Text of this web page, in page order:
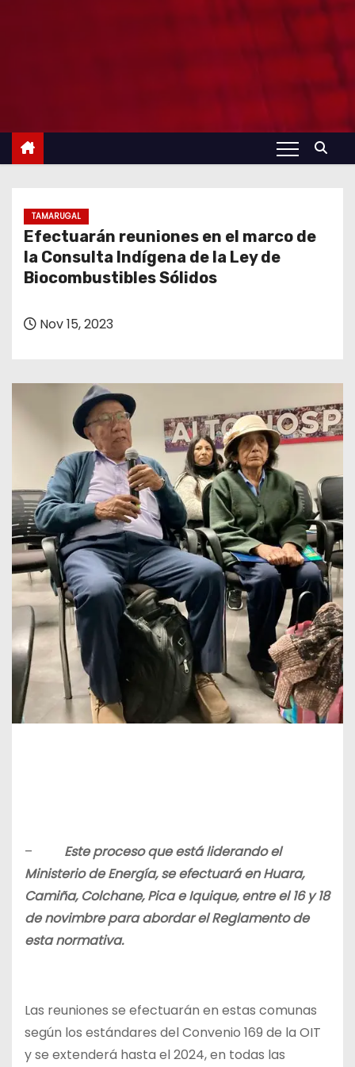
TAMARUGAL
Efectuarán reuniones en el marco de
la Consulta Indígena de la Ley de
Biocombustibles Sólidos
Nov 15, 2023
– Este proceso que está liderando el
Ministerio de Energía, se efectuará en Huara,
Camiña, Colchane, Pica e Iquique, entre el 16 y 18
de novimbre para abordar el Reglamento de
esta normativa.
Las reuniones se efectuarán en estas comunas
según los estándares del Convenio 169 de la OIT
y se extenderá hasta el 2024, en todas las